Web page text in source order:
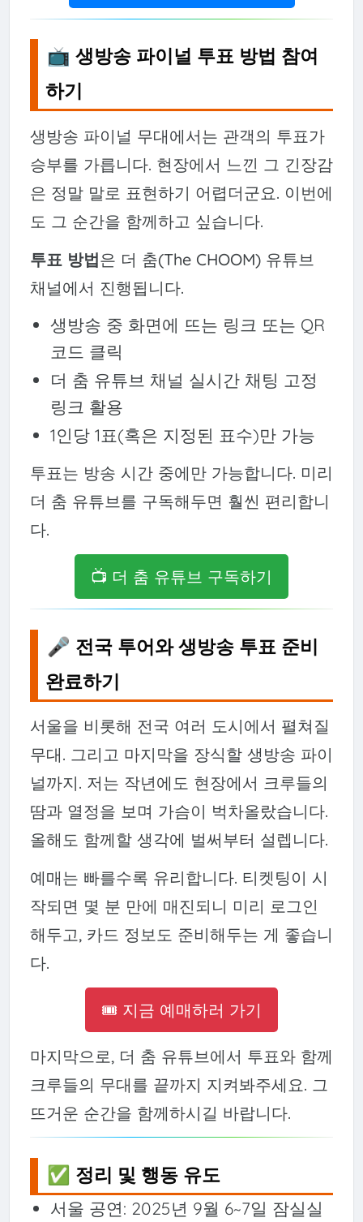
📺 생방송 파이널 투표 방법 참여
하기
생방송 파이널 무대에서는 관객의 투표가
승부를 가릅니다. 현장에서 느낀 그 긴장감
은 정말 말로 표현하기 어렵더군요. 이번에
도 그 순간을 함께하고 싶습니다.
투표 방법은 더 춤(The CHOOM) 유튜브
채널에서 진행됩니다.
생방송 중 화면에 뜨는 링크 또는 QR
코드 클릭
더 춤 유튜브 채널 실시간 채팅 고정
링크 활용
1인당 1표(혹은 지정된 표수)만 가능
투표는 방송 시간 중에만 가능합니다. 미리
더 춤 유튜브를 구독해두면 훨씬 편리합니
다.
📺 더 춤 유튜브 구독하기
🎤 전국 투어와 생방송 투표 준비
완료하기
서울을 비롯해 전국 여러 도시에서 펼쳐질
무대. 그리고 마지막을 장식할 생방송 파이
널까지. 저는 작년에도 현장에서 크루들의
땀과 열정을 보며 가슴이 벅차올랐습니다.
올해도 함께할 생각에 벌써부터 설렙니다.
예매는 빠를수록 유리합니다. 티켓팅이 시
작되면 몇 분 만에 매진되니 미리 로그인
해두고, 카드 정보도 준비해두는 게 좋습니
다.
🎟️ 지금 예매하러 가기
마지막으로, 더 춤 유튜브에서 투표와 함께
크루들의 무대를 끝까지 지켜봐주세요. 그
뜨거운 순간을 함께하시길 바랍니다.
✅ 정리 및 행동 유도
서울 공연: 2025년 9월 6~7일 잠실실